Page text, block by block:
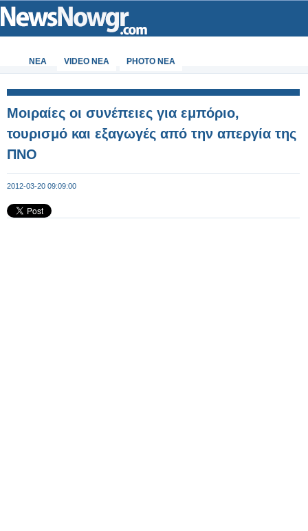
ΝΕΑ VIDEO NEA PHOTO NEA
Μοιραίες οι συνέπειες για εμπόριο,
τουρισμό και εξαγωγές από την απεργία της
ΠΝΟ
2012-03-20 09:09:00